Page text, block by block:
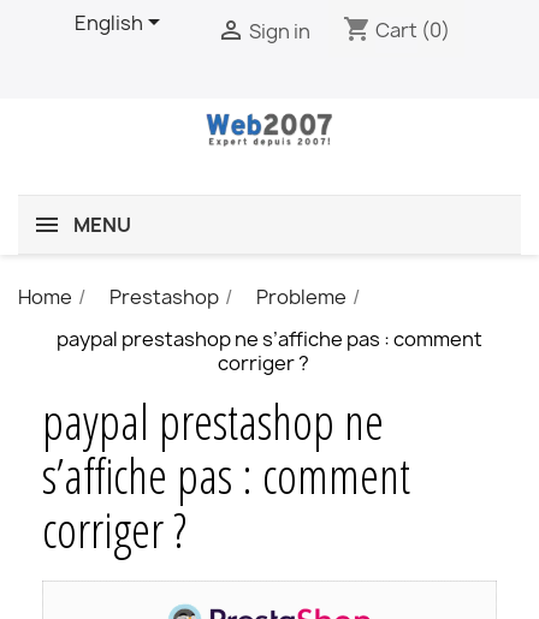
English  Sign in shopping_cart Cart (0)
MENU
Home Prestashop
Probleme
paypal prestashop ne s’affiche pas : comment
corriger ?
paypal prestashop ne
s’affiche pas : comment
corriger ?